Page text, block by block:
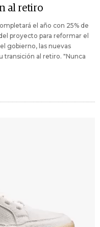
al retiro
el año con 25% de
proyecto para reformar el
gobierno, las nuevas
transición al retiro. "Nunca